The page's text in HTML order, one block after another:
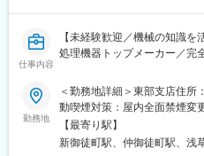
変更の範囲：会社の定める業
◇総従業員約8,000名以上の
です。「安心・安全・快適な
フバランス等）」を目指して
変更の範囲：会社の定める業務
仕事内容
【未経験歓迎／機械の知識
処理機器トップメーカー／完
■業務内容：
プロミネント社の製品は、親
の総代理店として販売し、弊
しています。取り扱う「定量
勤務地
＜勤務地詳細＞東部支店住所
動喫煙対策：屋内全面禁煙変
【最寄り駅】
新御徒町駅、仲御徒町駅、浅